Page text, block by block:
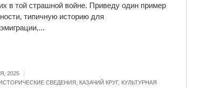
в той страшной войне. Приведу один пример
типичную историю для
2025
СВЕДЕНИЯ КАЗАЧИЙ КРУГ, КУЛЬТУРНАЯ